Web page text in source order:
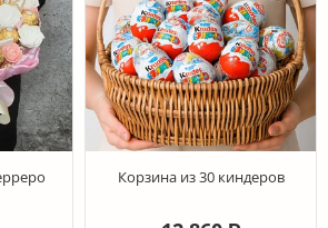
Корзина из 30 киндеров